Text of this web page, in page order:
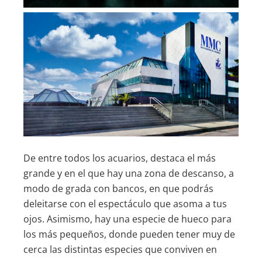
De entre todos los acuarios, destaca el más
grande y en el que hay una zona de descanso, a
modo de grada con bancos, en que podrás
deleitarse con el espectáculo que asoma a tus
ojos. Asimismo, hay una especie de hueco para
los más pequeños, donde pueden tener muy de
cerca las distintas especies que conviven en